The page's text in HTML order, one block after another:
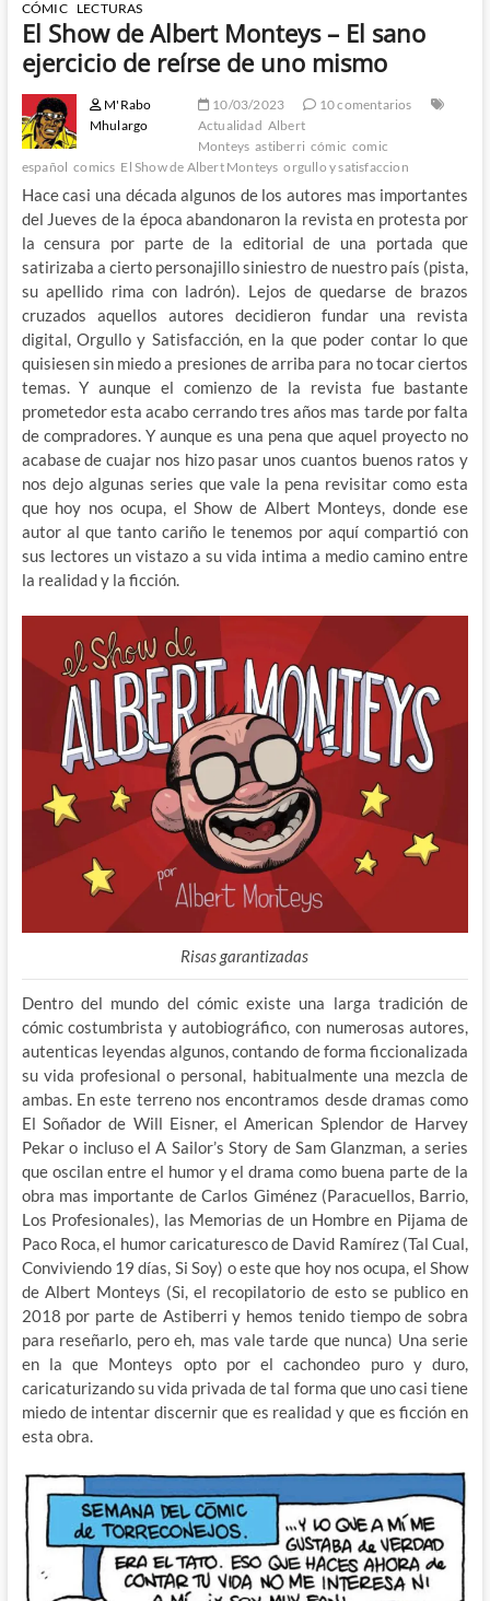
CÓMIC LECTURAS
El Show de Albert Monteys – El sano
ejercicio de reírse de uno mismo
M'Rabo
Mhulargo
10/03/2023
10 comentarios
Actualidad Albert
Monteys astiberri cómic comic
español comics El Show de Albert Monteys orgullo y satisfaccion
Hace casi una década algunos de los autores mas importantes
del Jueves de la época abandonaron la revista en protesta por
la censura por parte de la editorial de una portada que
satirizaba a cierto personajillo siniestro de nuestro país (pista,
su apellido rima con ladrón). Lejos de quedarse de brazos
cruzados aquellos autores decidieron fundar una revista
digital, Orgullo y Satisfacción, en la que poder contar lo que
quisiesen sin miedo a presiones de arriba para no tocar ciertos
temas. Y aunque el comienzo de la revista fue bastante
prometedor esta acabo cerrando tres años mas tarde por falta
de compradores. Y aunque es una pena que aquel proyecto no
acabase de cuajar nos hizo pasar unos cuantos buenos ratos y
nos dejo algunas series que vale la pena revisitar como esta
que hoy nos ocupa, el Show de Albert Monteys, donde ese
autor al que tanto cariño le tenemos por aquí compartió con
sus lectores un vistazo a su vida intima a medio camino entre
la realidad y la ficción.
Risas garantizadas
Dentro del mundo del cómic existe una larga tradición de
cómic costumbrista y autobiográfico, con numerosas autores,
autenticas leyendas algunos, contando de forma ficcionalizada
su vida profesional o personal, habitualmente una mezcla de
ambas. En este terreno nos encontramos desde dramas como
El Soñador de Will Eisner, el American Splendor de Harvey
Pekar o incluso el A Sailor’s Story de Sam Glanzman, a series
que oscilan entre el humor y el drama como buena parte de la
obra mas importante de Carlos Giménez (Paracuellos, Barrio,
Los Profesionales), las Memorias de un Hombre en Pijama de
Paco Roca, el humor caricaturesco de David Ramírez (Tal Cual,
Conviviendo 19 días, Si Soy) o este que hoy nos ocupa, el Show
de Albert Monteys (Si, el recopilatorio de esto se publico en
2018 por parte de Astiberri y hemos tenido tiempo de sobra
para reseñarlo, pero eh, mas vale tarde que nunca) Una serie
en la que Monteys opto por el cachondeo puro y duro,
caricaturizando su vida privada de tal forma que uno casi tiene
miedo de intentar discernir que es realidad y que es ficción en
esta obra.